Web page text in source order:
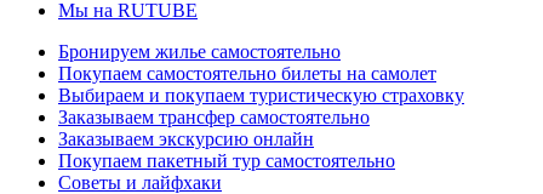
Мы на RUTUBE
Бронируем жилье самостоятельно
Покупаем самостоятельно билеты на самолет
Выбираем и покупаем туристическую страховку
Заказываем трансфер самостоятельно
Заказываем экскурсию онлайн
Покупаем пакетный тур самостоятельно
Советы и лайфхаки